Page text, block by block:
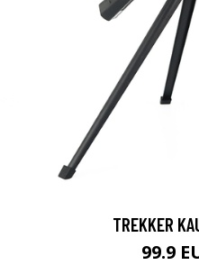
TREKKER
99.9